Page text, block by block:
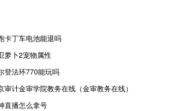
卡丁车电池能退吗
萝卜2宠物属性
登法环770能玩吗
审计金审学院教务在线（金审教务在线）
直播怎么拿号